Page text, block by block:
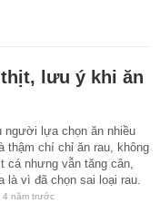
lưu ý khi ăn
người lựa chọn ăn nhiều
thậm chí chỉ ăn rau, không
cá nhưng vẫn tăng cân,
là vì đã chọn sai loại rau.
4 năm trước